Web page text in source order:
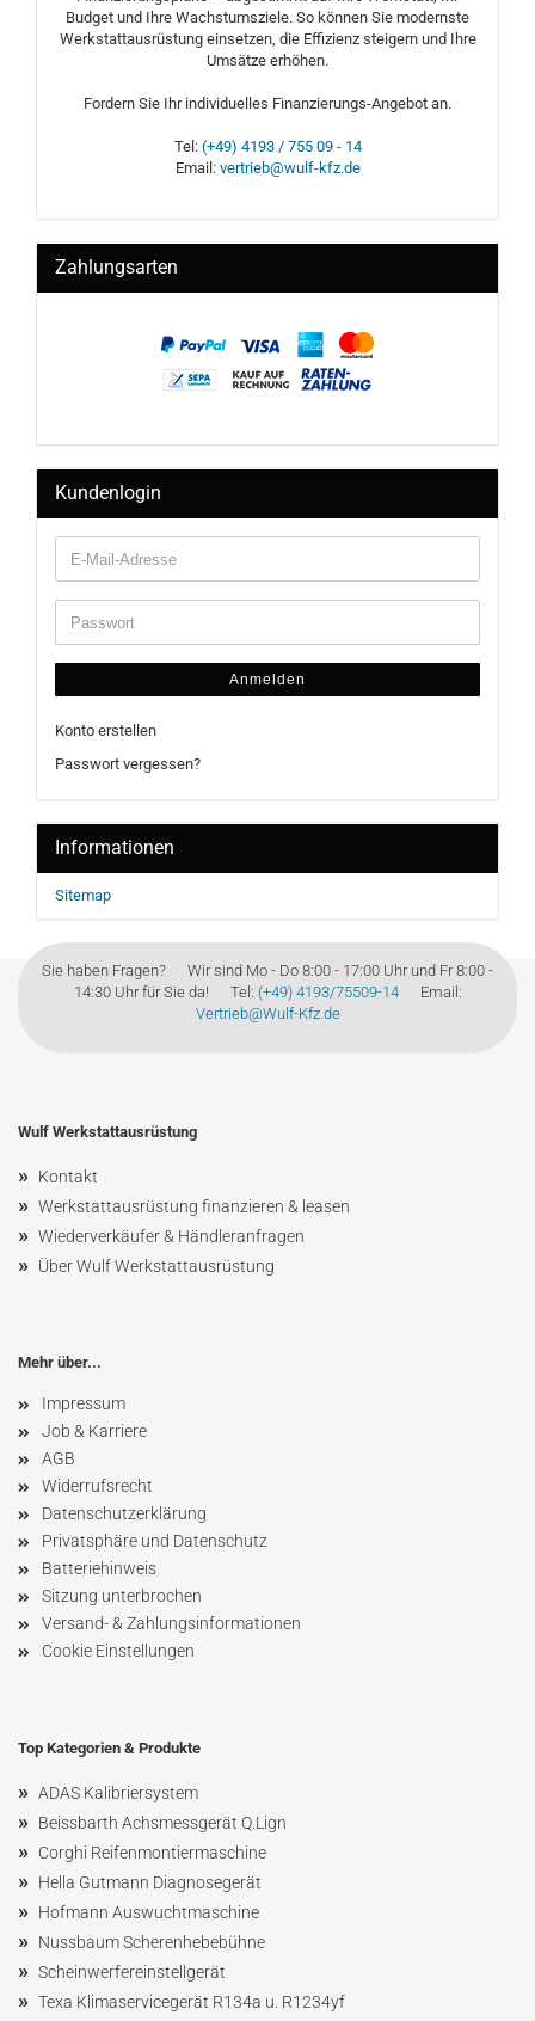
Budget und Ihre Wachstumsziele. So können Sie modernste
Werkstattausrüstung einsetzen, die Effizienz steigern und Ihre
Umsätze erhöhen.
Fordern Sie Ihr individuelles Finanzierungs-Angebot an.
Tel: (+49) 4193 / 755 09 - 14
Email: vertrieb@wulf-kfz.de
Zahlungsarten
Kundenlogin
Anmelden
Konto erstellen
Passwort vergessen?
Informationen
Sitemap
Sie haben Fragen? Wir sind Mo - Do 8:00 - 17:00 Uhr und Fr 8:00 -
14:30 Uhr für Sie da! Tel: (+49) 4193/75509-14Email:
Vertrieb@Wulf-Kfz.de
Wulf Werkstattausrüstung
» Kontakt
» Werkstattausrüstung finanzieren & leasen
» Wiederverkäufer & Händleranfragen
» Über Wulf Werkstattausrüstung
Mehr über...
Impressum
Job & Karriere
AGB
Widerrufsrecht
Datenschutzerklärung
Privatsphäre und Datenschutz
Batteriehinweis
Sitzung unterbrochen
Versand- & Zahlungsinformationen
Cookie Einstellungen
Top Kategorien & Produkte
» ADAS Kalibriersystem
» Beissbarth Achsmessgerät Q.Lign
» Corghi Reifenmontiermaschine
» Hella Gutmann Diagnosegerät
» Hofmann Auswuchtmaschine
» NussbaumScherenhebebühne
» Scheinwerfereinstellgerät
» Texa Klimaservicegerät R134a u. R1234yf